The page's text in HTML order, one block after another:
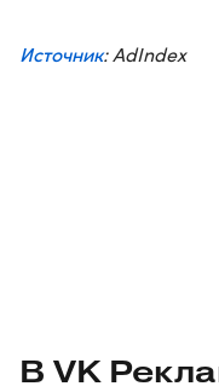
Источник: AdIndex
В VK